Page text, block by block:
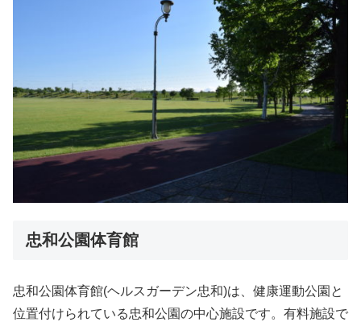
忠和公園体育館
忠和公園体育館(ヘルスガーデン忠和)は、健康運動公園と
位置付けられている忠和公園の中心施設です。有料施設で